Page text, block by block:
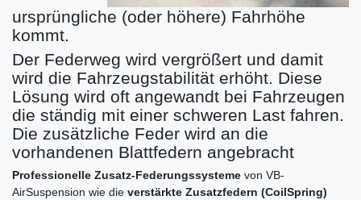
ursprüngliche (oder höhere) Fahrhöhe
kommt.
Der Federweg wird vergrößert und damit
wird die Fahrzeugstabilität erhöht. Diese
Lösung wird oft angewandt bei Fahrzeugen
die ständig mit einer schweren Last fahren.
Die zusätzliche Feder wird an die
vorhandenen Blattfedern angebracht
Professionelle Zusatz-Federungssysteme von VB-
AirSuspension wie die verstärkte Zusatzfedern (CoilSpring)